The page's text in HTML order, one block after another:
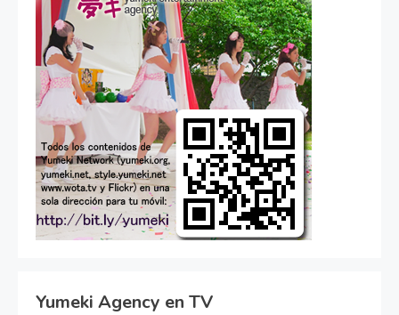
Yumeki Agency en TV